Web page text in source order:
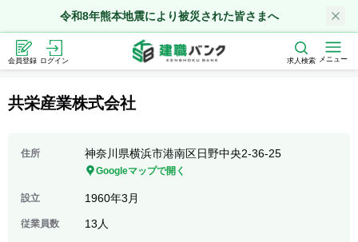
令和8年熊本地震により被災された皆さまへ
会員登録 ログイン 求人検索 メニュー
共栄産業株式会社
住所 神奈川県横浜市港南区日野中央2-36-25
Googleマップで開く
設立 1960年3月
従業員数 13人